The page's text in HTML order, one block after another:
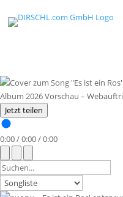
Jetzt teilen
0:00/0:00/0:00